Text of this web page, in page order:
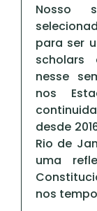
Nosso
para ser
scholars
nesse
nos
desde
Rio de
uma
nos